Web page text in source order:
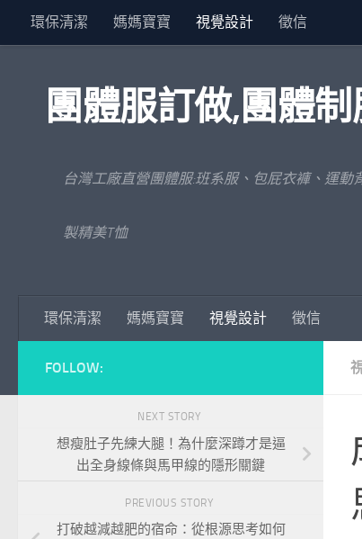
Skip to content
環保清潔 媽媽寶寶 視覺設計 徵信
團體服訂做,團體制
台灣工廠直營團體服:班系服、包屁衣褲、運
製精美T恤
環保清潔 媽媽寶寶 視覺設計 徵信
FOLLOW:
NEXT STORY
想瘦肚子先練大腿！為什麼深蹲才是逼
出全身線條與馬甲線的隱形關鍵
PREVIOUS STORY
打破越減越肥的宿命：從根源思考如何